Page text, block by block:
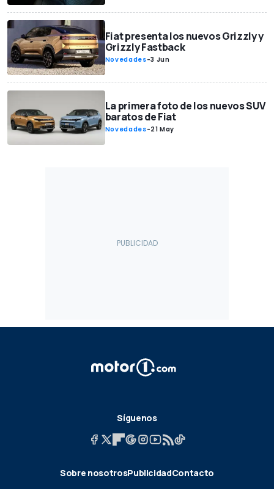
Fiat presenta los nuevos Grizzly y
Grizzly Fastback
Novedades-3 Jun
La primera foto de los nuevos SUV
baratos de Fiat
Novedades-21 May
Síguenos
Sobre nosotrosPublicidadContacto